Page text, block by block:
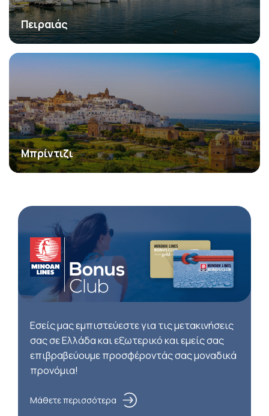
Πειραιάς
Μπρίντιζι
Εσείς μας εμπιστεύεστε για τις μετακινήσεις
σας σε Ελλάδα και εξωτερικό και εμείς σας
επιβραβεύουμε προσφέροντάς σας μοναδικά
προνόμια!
Μάθετε περισσότερα